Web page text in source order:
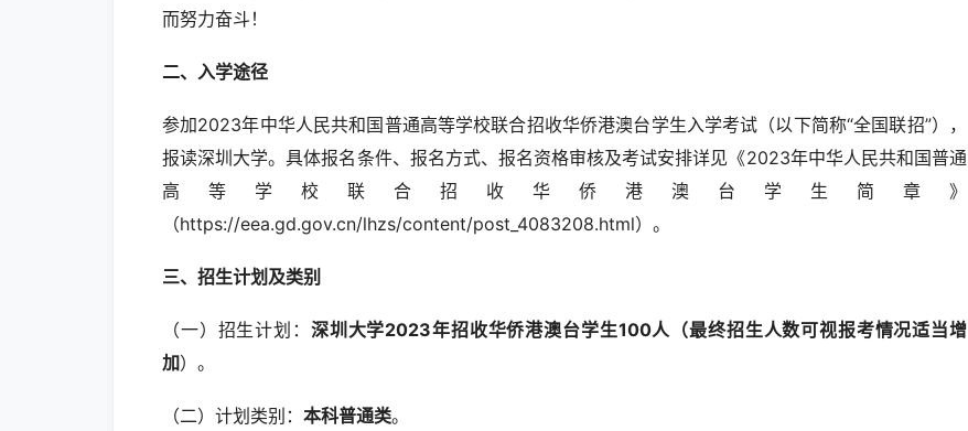
而努力奋斗！
二、入学途径
参加2023年中华人民共和国普通高等学校联合招收华侨港澳台学生入学考试（以下简称“全国联招”），
报读深圳大学。具体报名条件、报名方式、报名资格审核及考试安排详见《2023年中华人民共和国普通
高等学校联合招收华侨港澳台学生简章》
（https://eea.gd.gov.cn/lhzs/content/post_4083208.html）。
三、招生计划及类别
（一）招生计划： 深圳大学2023年招收华侨港澳台学生100人（最终招生人数可视报考情况适当增
加）。
（二）计划类别： 本科普通类。